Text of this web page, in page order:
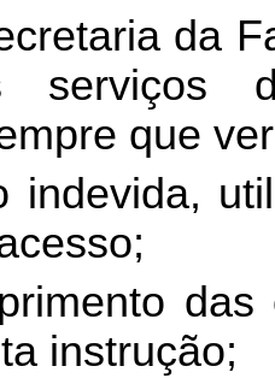
da
serviços
que
indevida,
instrução;